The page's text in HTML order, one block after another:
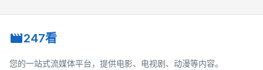
247看
您的一站式流媒体平台，提供电影、电视剧、动漫等内容。